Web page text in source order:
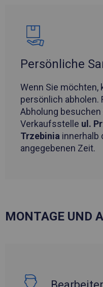
Persönliche
Wenn Sie möchten,
persönlich abholen.
Abholung
Verkaufsstelle ul.
Trzebinia innerhalb
angegebenen Zeit.
MONTAGE UND